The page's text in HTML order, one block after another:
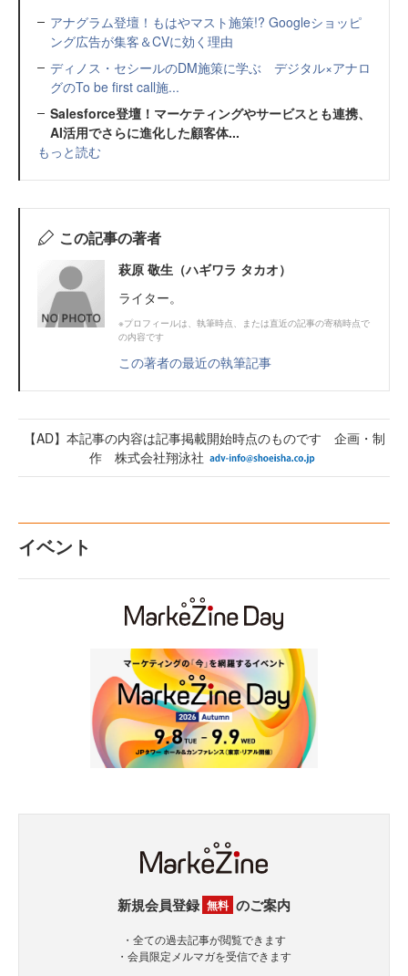
アナグラム登壇！もはやマスト施策!? Googleショッピ
ング広告が集客＆CVに効く理由
ディノス・セシールのDM施策に学ぶ デジタル×アナロ
グのTo be first call施...
Salesforce登壇！マーケティングやサービスとも連携、
AI活用でさらに進化した顧客体...
もっと読む
この記事の著者
萩原 敬生（ハギワラ タカオ）
ライター。
※プロフィールは、執筆時点、または直近の記事の寄稿時点で
の内容です
この著者の最近の執筆記事
【AD】本記事の内容は記事掲載開始時点のものです 企画・制
作 株式会社翔泳社
イベント
新規会員登録 無料 のご案内
・全ての過去記事が閲覧できます
・会員限定メルマガを受信できます